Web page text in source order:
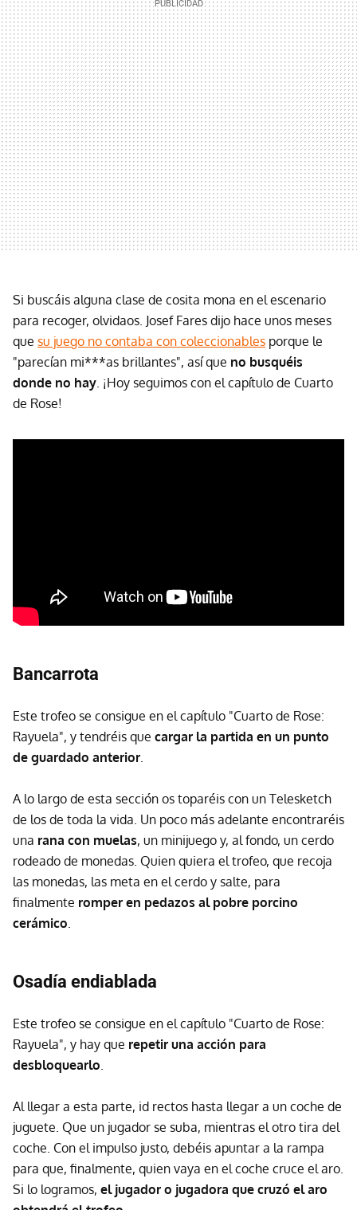
Si buscáis alguna clase de cosita mona en el escenario
para recoger, olvidaos. Josef Fares dijo hace unos meses
que su juego no contaba con coleccionables porque le
"parecían mi***as brillantes", así que no busquéis
donde no hay . ¡Hoy seguimos con el capítulo de Cuarto
de Rose!
Bancarrota
Este trofeo se consigue en el capítulo "Cuarto de Rose:
Rayuela", y tendréis que cargar la partida en un punto
de guardado anterior
A lo largo de esta sección os toparéis con un Telesketch
de los de toda la vida. Un poco más adelante encontraréis
una rana con muelas, un minijuego y, al fondo, un cerdo
rodeado de monedas. Quien quiera el trofeo, que recoja
las monedas, las meta en el cerdo y salte, para
finalmente romper en pedazos al pobre porcino
cerámico
Osadía endiablada
Este trofeo se consigue en el capítulo "Cuarto de Rose:
Rayuela", y hay que repetir una acción para
desbloquearlo
Al llegar a esta parte, id rectos hasta llegar a un coche de
juguete. Que un jugador se suba, mientras el otro tira del
coche. Con el impulso justo, debéis apuntar a la rampa
para que, finalmente, quien vaya en el coche cruce el aro.
Si lo logramos, el jugador o jugadora que cruzó el aro